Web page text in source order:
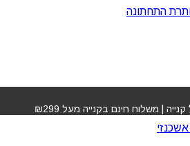
התחתונה
| משלוח חינם בקנייה מעל ₪299
בשיער